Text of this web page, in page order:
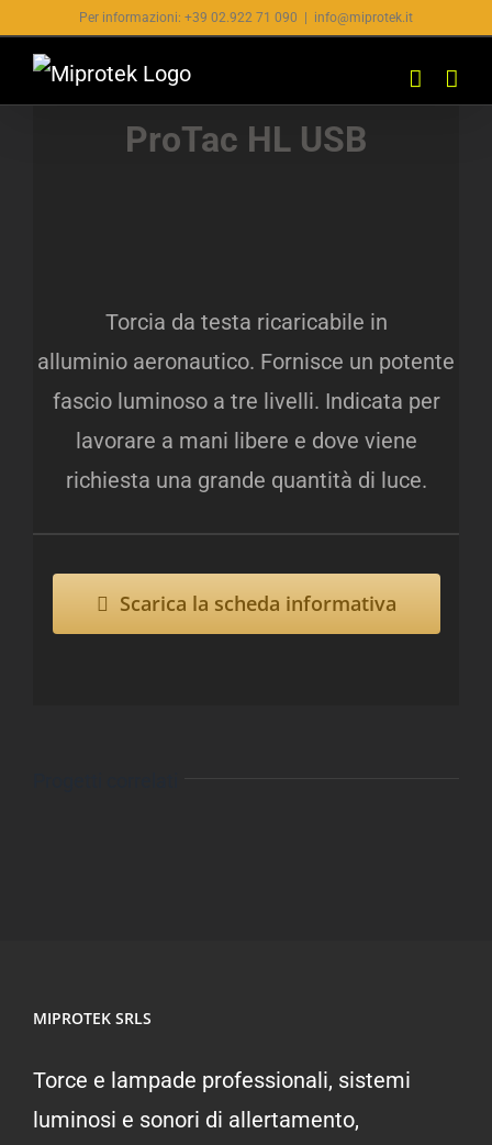
contenuto
Per informazioni: +39 02.922 71 090 info@miprotek.it
ProTac HL USB
Torcia da testa ricaricabile in
alluminio aeronautico. Fornisce un potente
fascio luminoso a tre livelli. Indicata per
lavorare a mani libere e dove viene
richiesta una grande quantità di luce.
Scarica la scheda informativa
MIPROTEK SRLS
Torce e lampade professionali, sistemi
luminosi e sonori di allertamento,